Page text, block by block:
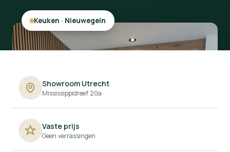
Badkamer · Zeist
Showroom Utrecht
Mississippidreef 20a
Vaste prijs
Geen verrassingen